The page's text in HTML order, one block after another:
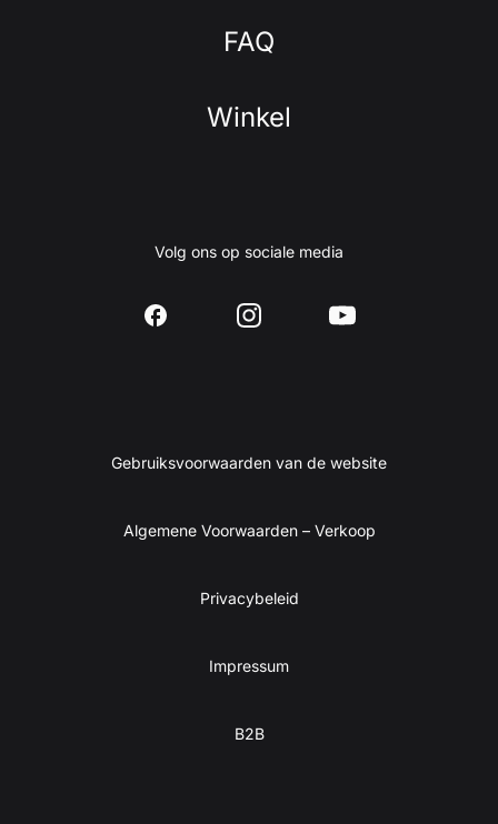
FAQ
Winkel
Volg ons op sociale media
Gebruiksvoorwaarden van de website
Algemene Voorwaarden – Verkoop
Privacybeleid
Impressum
B2B